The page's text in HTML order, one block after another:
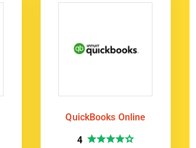
QuickBooks Online
4